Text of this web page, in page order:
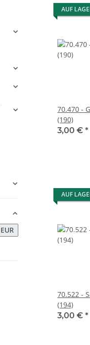
AUF
70.470 -
(190)
3,00 € *
AUF
70.522 -
(194)
3,00 € *
EUR